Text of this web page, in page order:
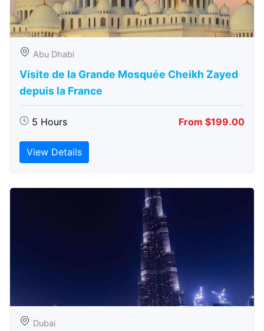
Abu Dhabi
Visite de la Grande Mosquée Cheikh Zayed
depuis la France
5 Hours From $199.00
View Details
Dubai